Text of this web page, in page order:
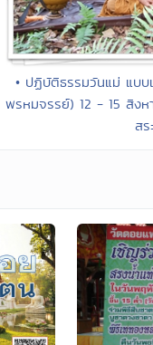
• ปฏิบัติธรรมวันแม่ แบบ
พรหมจรรย์) 12 - 15 สิ
สร